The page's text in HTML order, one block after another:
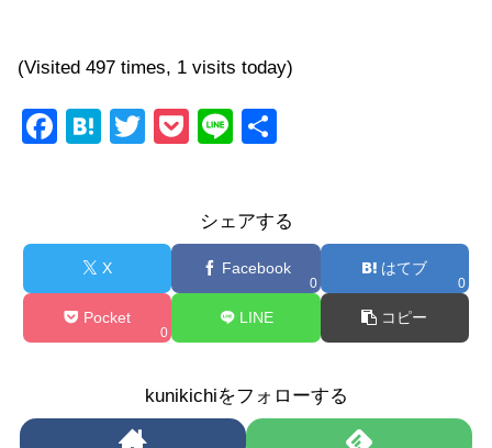
(Visited 497 times, 1 visits today)
F
o
o
H
a
T
P
et
Li
シェアする
X Facebook
0
はてブ
0
Pocket
0
LINE コピー
kunikichiをフォローする